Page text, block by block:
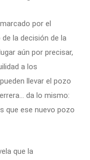
por el
la decisión de la
aún por precisar,
a los
llevar el pozo
da lo mismo:
que ese nuevo pozo
que la